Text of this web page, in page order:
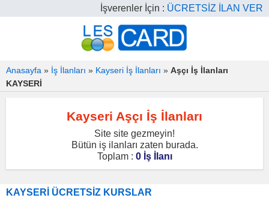
İşverenler İçin : ÜCRETSİZ İLAN VER
Anasayfa » İş İlanları » Kayseri İş İlanları » Aşçı İş İlanları
KAYSERİ
Kayseri Aşçı İş İlanları
Site site gezmeyin!
Bütün iş ilanları zaten burada.
Toplam : 0 İş İlanı
KAYSERİ ÜCRETSİZ KURSLAR